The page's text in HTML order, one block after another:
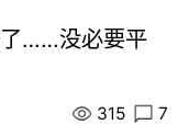
……没必要平
315 7